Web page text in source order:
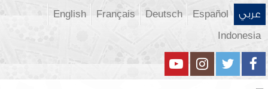
عربي Español
Deutsch
Français
English
Indonesia